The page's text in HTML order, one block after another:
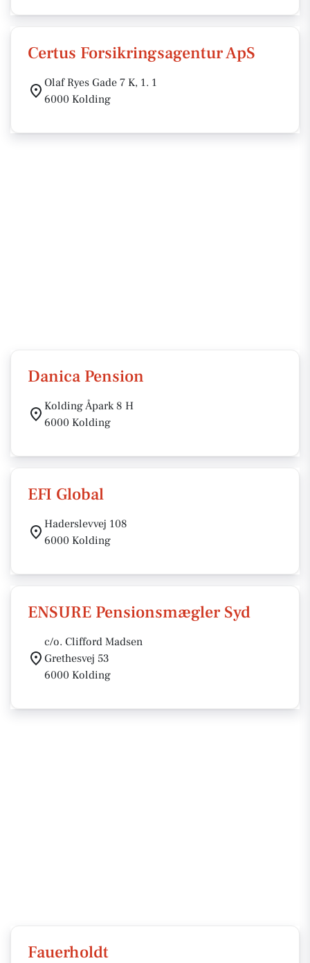
Certus Forsikringsagentur ApS
Olaf Ryes Gade 7 K, 1. 1
6000 Kolding
Danica Pension
Kolding Åpark 8 H
6000 Kolding
EFI Global
Haderslevvej 108
6000 Kolding
ENSURE Pensionsmægler Syd
c/o. Clifford Madsen
Grethesvej 53
6000 Kolding
Fauerholdt